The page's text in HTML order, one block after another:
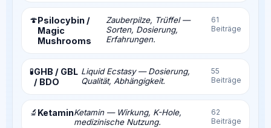
🍄Psilocybin /
Magic
Mushrooms
Zauberpilze, Trüffel —
Sorten, Dosierung,
Erfahrungen.
61
Beiträge
🧪GHB / GBL
/ BDO
Liquid Ecstasy — Dosierung,
Qualität, Abhängigkeit.
55
Beiträge
🔬 KetaminKetamin — Wirkung, K-Hole,
medizinische Nutzung.
62
Beiträge